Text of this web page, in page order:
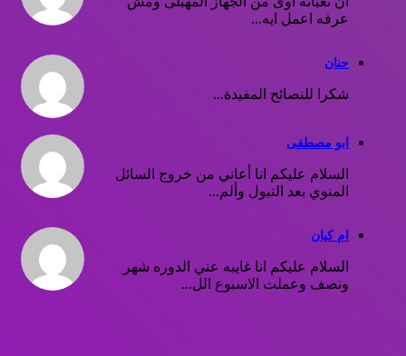
عرفه اعمل ايه...
حنان
شكرا للنصائح المفيدة...
ابو مصطفى
السلام عليكم انا أعاني من خروج السائل
المنوي بعد التبول وألم...
ام كيان
السلام عليكم انا غايبه عني الدوره شهر
ونصف وعملت الاسبوع الل...